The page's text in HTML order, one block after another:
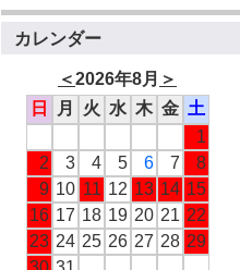
カレンダー
＜2026年8月 ＞
日
月 火 水 木 金 土
1
2
3 4 5 6 7
8
9 10 11 12 13 14 15
16 17 18 19 20 21 22
23 24 25 26 27 28 29